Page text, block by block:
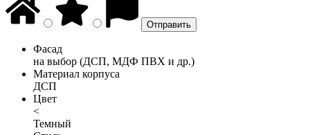
Фасад
на выбор (ДСП, МДФ ПВХ и др.)
Материал корпуса
ДСП
Цвет
<
Темный